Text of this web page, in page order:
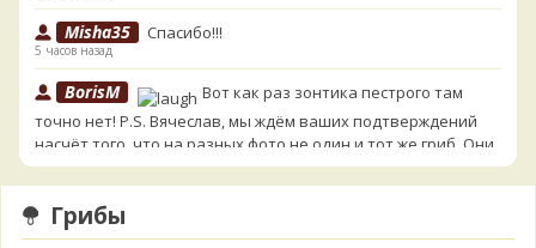
Misha35 Спасибо!!!
5 часов назад
BorisM
Вот как раз зонтика пестрого там
точно нет! P.S. Вячеслав, мы ждём ваших подтверждений
насчёт того, что на разных фото не один и тот же гриб. Они
и по виду разные, а не просто разные экземпляры. Но
хорошо было бы упорядочить это с вашим участием.
Разные грибы нужно разнести по разным вопросам!
6 часов назад
Грибы